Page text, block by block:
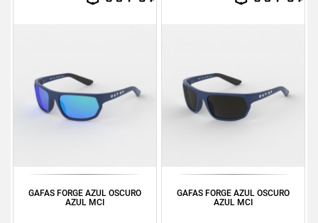
GAFAS FORGE AZUL OSCURO
AZUL MCI
GAFAS FORGE AZUL OSCURO
AZUL MCI